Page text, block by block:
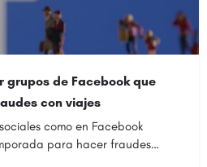
grupos de Facebook que
con viajes
como en Facebook
para hacer fraudes…